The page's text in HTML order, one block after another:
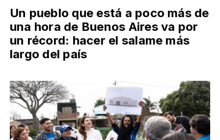
Un pueblo que está a poco más de
una hora de Buenos Aires va por
un récord: hacer el salame más
largo del país